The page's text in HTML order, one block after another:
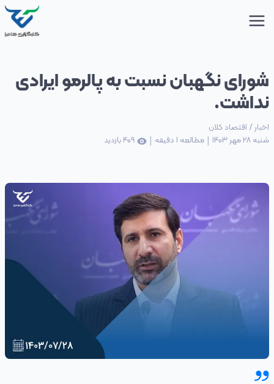
شورای نگهبان نسبت به پالرمو ایرادی
نداشت.
اخبار / اقتصاد کلان
شنبه 28 مهر 1403
| مطالعه 1 دقیقه |
409بازدید